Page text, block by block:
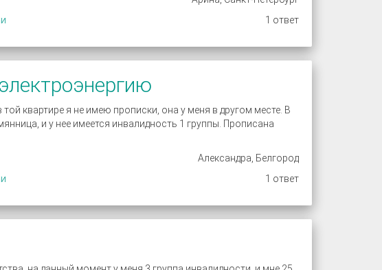
1 ответ
квартире я не имею прописки, она у меня в другом месте. В
и у нее имеется инвалидность 1 группы. Прописана
Александра, Белгород
1 ответ